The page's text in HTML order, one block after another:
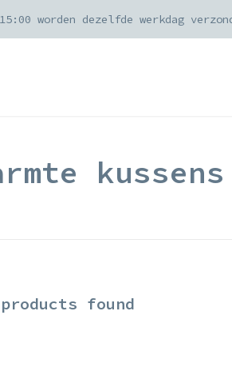
worden dezelfde werkdag
kussens
found